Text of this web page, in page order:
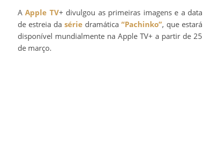
AApple TV+ divulgou as primeiras imagens e a data
de estreia da série dramática “Pachinko”, que estará
disponível mundialmente na Apple TV+ a partir de 25
de março.